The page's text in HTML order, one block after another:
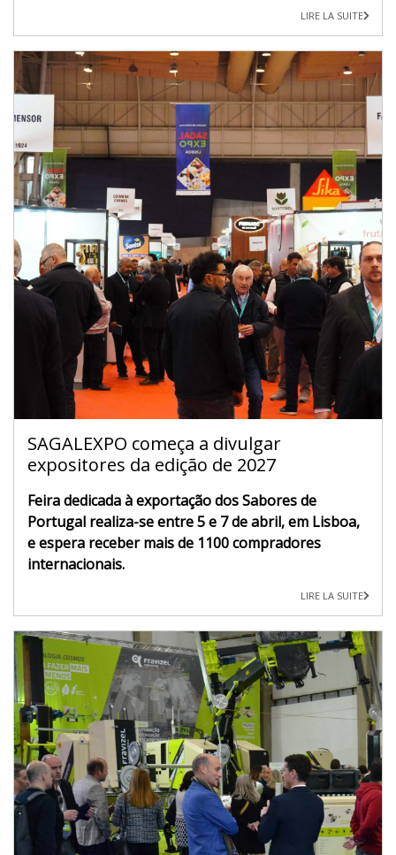
LIRE LA SUITE
SAGALEXPO começa a divulgar
expositores da edição de 2027
Feira dedicada à exportação dos Sabores de
Portugal realiza-se entre 5 e 7 de abril, em Lisboa,
e espera receber mais de 1100 compradores
internacionais.
LIRE LA SUITE